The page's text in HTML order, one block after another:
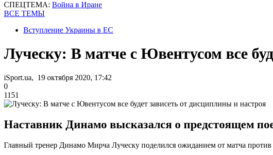
СПЕЦТЕМА: Война в Иране
ВСЕ ТЕМЫ
Вступление Украины в ЕС
Луческу: В матче с Ювентусом все
iSport.ua, 19 октября 2020, 17:42
0
1151
Наставник Динамо высказался о предстоящем
Главный тренер Динамо Мирча Луческу поделился ожиданием от матча